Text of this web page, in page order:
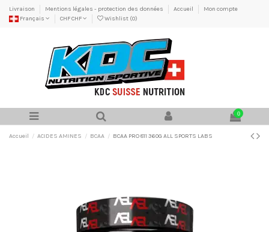
Livraison Mentions légales - protection des données Accueil
Mon compte
Français
CHF CHF Wishlist (0)
0
Accueil ACIDES AMINES BCAA BCAA PRO 811 360G ALL SPORTS LABS